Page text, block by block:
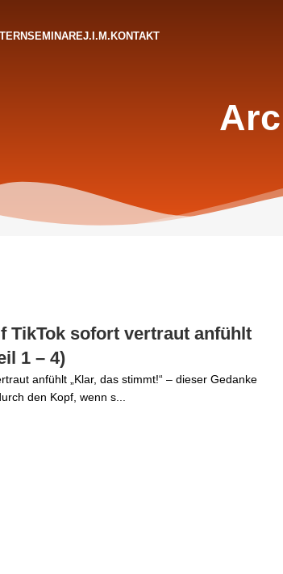
J.I.M. KONTAKT
TikTok sofort vertraut anfühlt
1 – 4)
anfühlt „Klar, das stimmt!“ – dieser Gedanke
den Kopf, wenn s...